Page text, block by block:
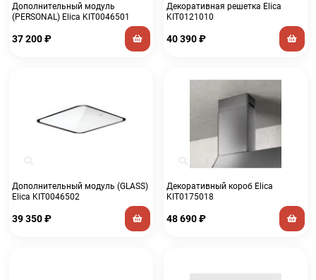
Дополнительный модуль
(PERSONAL) Elica KIT0046501
37 200₽
Декоративная решетка Elica
KIT0121010
40 390₽
Дополнительный модуль (GLASS)
Elica KIT0046502
39 350₽
Декоративный короб Elica
KIT0175018
48 690₽